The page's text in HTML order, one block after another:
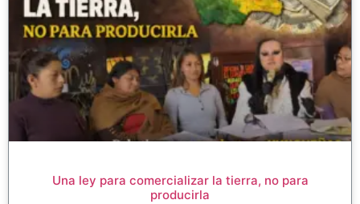
Una ley para comercializar la tierra, no para
producirla